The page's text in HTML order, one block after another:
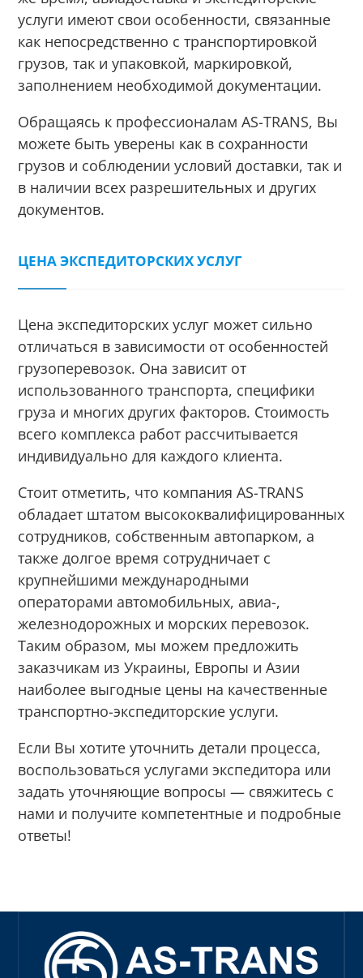
услуги имеют свои особенности, связанные
как непосредственно с транспортировкой
грузов, так и упаковкой, маркировкой,
заполнением необходимой документации.
Обращаясь к профессионалам AS-TRANS, Вы
можете быть уверены как в сохранности
грузов и соблюдении условий доставки, так и
в наличии всех разрешительных и других
документов.
ЦЕНА ЭКСПЕДИТОРСКИХ УСЛУГ
Цена экспедиторских услуг может сильно
отличаться в зависимости от особенностей
грузоперевозок. Она зависит от
использованного транспорта, специфики
груза и многих других факторов. Стоимость
всего комплекса работ рассчитывается
индивидуально для каждого клиента.
Стоит отметить, что компания AS-TRANS
обладает штатом высококвалифицированных
сотрудников, собственным автопарком, а
также долгое время сотрудничает с
крупнейшими международными
операторами автомобильных, авиа-,
железнодорожных и морских перевозок.
Таким образом, мы можем предложить
заказчикам из Украины, Европы и Азии
наиболее выгодные цены на качественные
транспортно-экспедиторские услуги.
Если Вы хотите уточнить детали процесса,
воспользоваться услугами экспедитора или
задать уточняющие вопросы — свяжитесь с
нами и получите компетентные и подробные
ответы!